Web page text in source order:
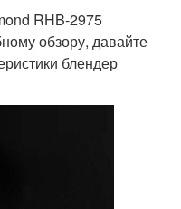
RHB-2975
обзору, давайте
блендер